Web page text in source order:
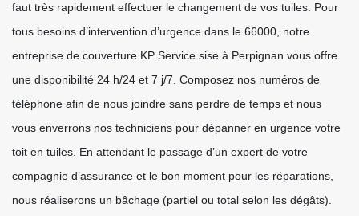
faut très rapidement effectuer le changement de vos tuiles. Pour
tous besoins d’intervention d’urgence dans le 66000, notre
entreprise de couverture KP Service sise à Perpignan vous offre
une disponibilité 24 h/24 et 7 j/7. Composez nos numéros de
téléphone afin de nous joindre sans perdre de temps et nous
vous enverrons nos techniciens pour dépanner en urgence votre
toit en tuiles. En attendant le passage d’un expert de votre
compagnie d’assurance et le bon moment pour les réparations,
nous réaliserons un bâchage (partiel ou total selon les dégâts).